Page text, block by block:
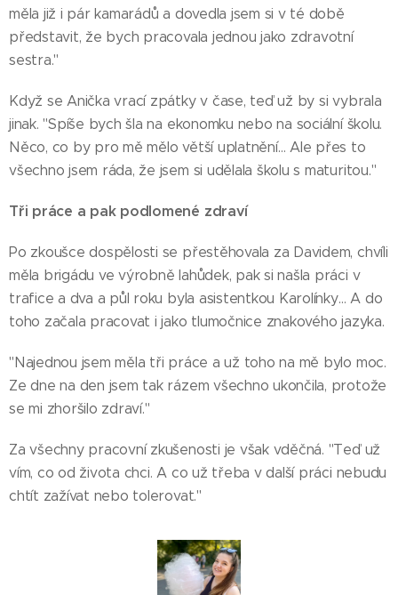
měla již i pár kamarádů a dovedla jsem si v té době
představit, že bych pracovala jednou jako zdravotní
sestra."
Když se Anička vrací zpátky v čase, teď už by si vybrala
jinak. "Spíše bych šla na ekonomku nebo na sociální školu.
Něco, co by pro mě mělo větší uplatnění… Ale přes to
všechno jsem ráda, že jsem si udělala školu s maturitou."
Tři práce a pak podlomené zdraví
Po zkoušce dospělosti se přestěhovala za Davidem, chvíli
měla brigádu ve výrobně lahůdek, pak si našla práci v
trafice a dva a půl roku byla asistentkou Karolínky… A do
toho začala pracovat i jako tlumočnice znakového jazyka.
"Najednou jsem měla tři práce a už toho na mě bylo moc.
Ze dne na den jsem tak rázem všechno ukončila, protože
se mi zhoršilo zdraví."
Za všechny pracovní zkušenosti je však vděčná. "Teď už
vím, co od života chci. A co už třeba v další práci nebudu
chtít zažívat nebo tolerovat."